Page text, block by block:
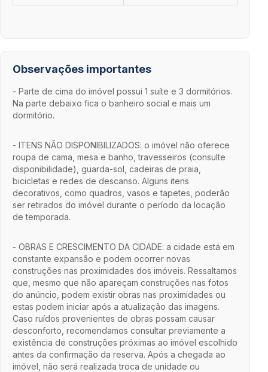
Observações importantes
- Parte de cima do imóvel possui 1 suíte e 3 dormitórios.
Na parte debaixo fica o banheiro social e mais um
dormitório.
- ITENS NÃO DISPONIBILIZADOS: o imóvel não oferece
roupa de cama, mesa e banho, travesseiros (consulte
disponibilidade), guarda-sol, cadeiras de praia,
bicicletas e redes de descanso. Alguns itens
decorativos, como quadros, vasos e tapetes, poderão
ser retirados do imóvel durante o período da locação
de temporada.
- OBRAS E CRESCIMENTO DA CIDADE: a cidade está em
constante expansão e podem ocorrer novas
construções nas proximidades dos imóveis. Ressaltamos
que, mesmo que não apareçam construções nas fotos
do anúncio, podem existir obras nas proximidades ou
estas podem iniciar após a atualização das imagens.
Caso ruídos provenientes de obras possam causar
desconforto, recomendamos consultar previamente a
existência de construções próximas ao imóvel escolhido
antes da confirmação da reserva. Após a chegada ao
imóvel, não será realizada troca de unidade ou